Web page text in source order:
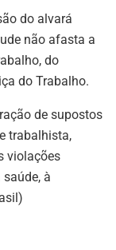
do alvará
não afasta a
do
do Trabalho.
de supostos
trabalhista,
violações
à